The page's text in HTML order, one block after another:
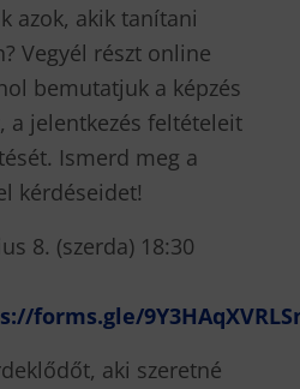
azok, akik tanítani
Vegyél részt online
bemutatjuk a képzés
a jelentkezés feltételeit
Ismerd meg a
kérdéseidet!
8. (szerda) 18:30
forms.gle/
aki szeretné